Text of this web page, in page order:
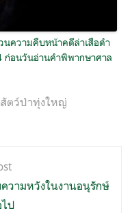
นความคืบหน้าคดีล่าเสือดำ
ก่อนวันอ่านคำพิพากษาศาล
ตว์ป่าทุ่งใหญ่
วามหวังในงานอนุรักษ์
ป